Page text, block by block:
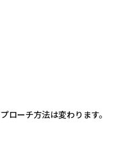
ローチ方法は変わります。